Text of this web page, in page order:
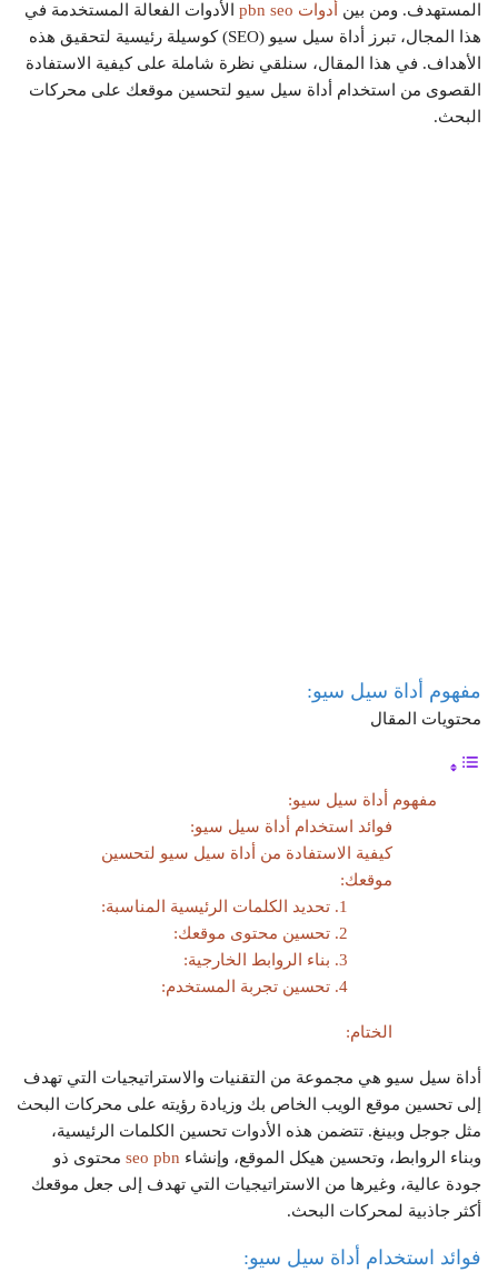
المستهدف. ومن بين
أدوات pbn seo
الأدوات الفعالة المستخدمة في
هذا المجال، تبرز أداة سيل سيو (SEO) كوسيلة رئيسية لتحقيق هذه
الأهداف. في هذا المقال، سنلقي نظرة شاملة على كيفية الاستفادة
القصوى من استخدام أداة سيل سيو لتحسين موقعك على محركات
البحث.
مفهوم أداة سيل سيو:
محتويات المقال
مفهوم أداة سيل سيو:
فوائد استخدام أداة سيل سيو:
كيفية الاستفادة من أداة سيل سيو لتحسين
موقعك:
1. تحديد الكلمات الرئيسية المناسبة:
2. تحسين محتوى موقعك:
3. بناء الروابط الخارجية:
4. تحسين تجربة المستخدم:
الختام:
أداة سيل سيو هي مجموعة من التقنيات والاستراتيجيات التي تهدف
إلى تحسين موقع الويب الخاص بك وزيادة رؤيته على محركات البحث
مثل جوجل وبينغ. تتضمن هذه الأدوات تحسين الكلمات الرئيسية،
وبناء الروابط، وتحسين هيكل الموقع، وإنشاء seo pbn محتوى ذو
جودة عالية، وغيرها من الاستراتيجيات التي تهدف إلى جعل موقعك
أكثر جاذبية لمحركات البحث.
فوائد استخدام أداة سيل سيو: